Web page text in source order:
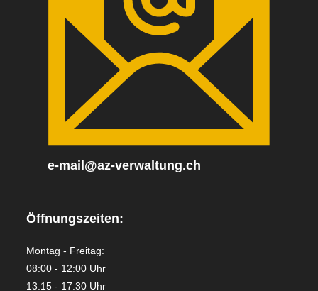
e-mail@az-verwaltung.ch
Öffnungszeiten:
Montag - Freitag:
08:00 - 12:00 Uhr
13:15 - 17:30 Uhr